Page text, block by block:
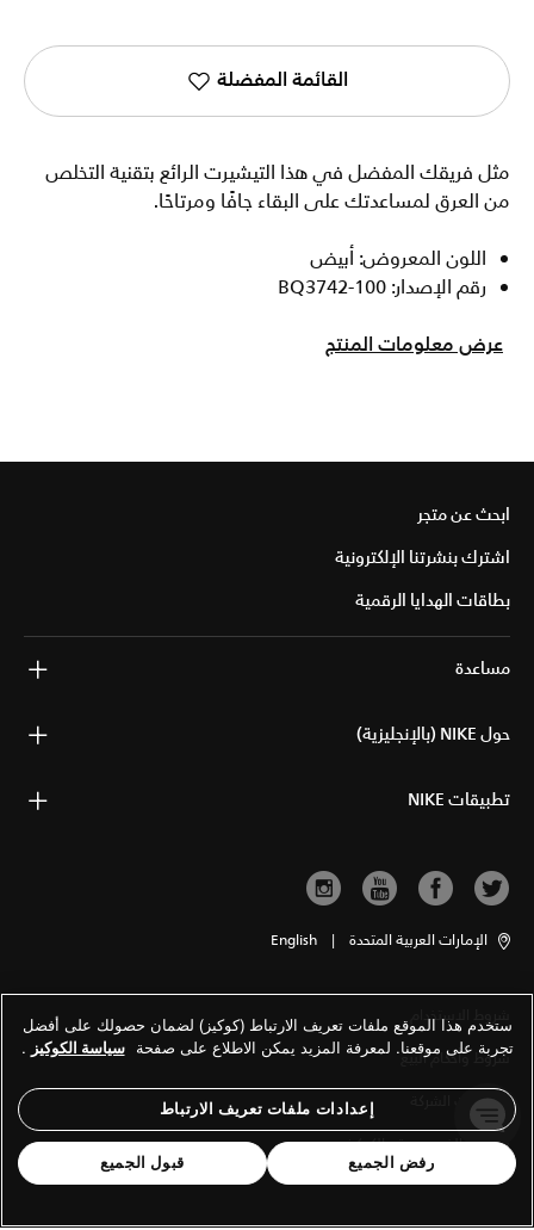
القائمة المفضلة
مثل فريقك المفضل في هذا التيشيرت الرائع بتقنية التخلص
من العرق لمساعدتك على البقاء جافًا ومرتاحًا.
اللون المعروض: أبيض
رقم الإصدار: BQ3742-100
عرض معلومات المنتج
ابحث عن متجر
اشترك بنشرتنا الإلكترونية
بطاقات الهدايا الرقمية
مساعدة
حول NIKE (بالإنجليزية)
تطبيقات NIKE
الإمارات العربية المتحدة |
English
شروط الاستخدام
شروط وأحكام البيع
معلومات الشركة
سياسة الخصوصية والكوكيز
ستخدم هذا الموقع ملفات تعريف الارتباط (كوكيز) لضمان حصولك على أفضل
تجربة على موقعنا. لمعرفة المزيد يمكن الاطلاع على صفحة سياسة الكوكيز .
إعدادات ملفات تعريف الارتباط
رفض الجميع قبول الجميع